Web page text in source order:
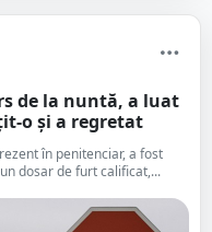
de la nuntă, a luat
o și a regretat
în penitenciar, a fost
dosar de furt calificat,...